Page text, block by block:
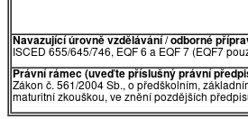
Navazující úrovně vzdělávání / odborné
ISCED 655/645/746, EQF 6 a EQF 7 (EQF7
Právní rámec (uveďte příslušný právní
Zákon č. 561/2004 Sb., o předškolním,
maturitní zkouškou, ve znění pozdějších